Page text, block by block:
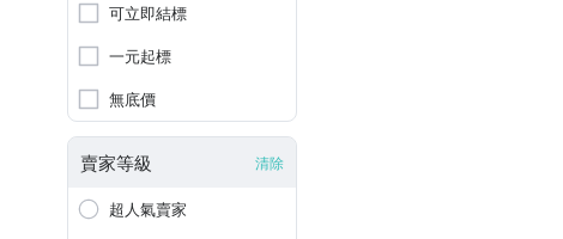
可立即結標
一元起標
無底價
賣家等級 清除
超人氣賣家